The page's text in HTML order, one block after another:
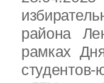
района
рамках